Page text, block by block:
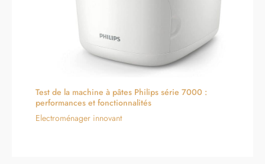
Test de la machine à pâtes Philips série 7000 :
performances et fonctionnalités
Electroménager innovant